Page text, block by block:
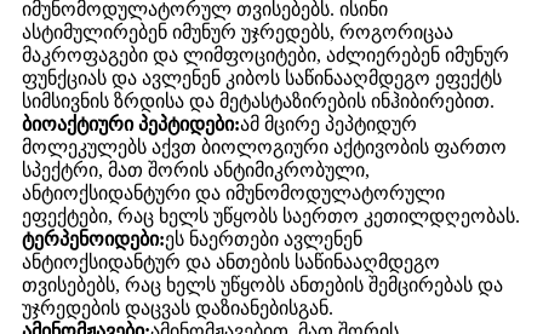
იმუნომოდულატორულ თვისებებს. ისინი
ასტიმულირებენ იმუნურ უჯრედებს, როგორიცაა
მაკროფაგები და ლიმფოციტები, აძლიერებენ იმუნურ
ფუნქციას და ავლენენ კიბოს საწინააღმდეგო ეფექტს
სიმსივნის ზრდისა და მეტასტაზირების ინჰიბირებით.
ბიოაქტიური პეპტიდები:ამ მცირე პეპტიდურ
მოლეკულებს აქვთ ბიოლოგიური აქტივობის ფართო
სპექტრი, მათ შორის ანტიმიკრობული,
ანტიოქსიდანტური და იმუნომოდულატორული
ეფექტები, რაც ხელს უწყობს საერთო კეთილდღეობას.
ტერპენოიდები:ეს ნაერთები ავლენენ
ანტიოქსიდანტურ და ანთების საწინააღმდეგო
თვისებებს, რაც ხელს უწყობს ანთების შემცირებას და
უჯრედების დაცვას დაზიანებისგან.